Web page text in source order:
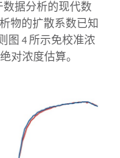
数据分析的现代数
物的扩散系数已知
图 4 所示免校准浓
对浓度估算。